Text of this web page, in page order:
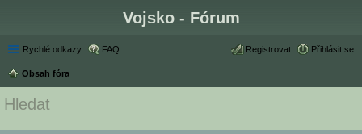
Vojsko - Fórum
Rychlé odkazy FAQ Přihlásit se
Registrovat
Obsah fóra
Hledat